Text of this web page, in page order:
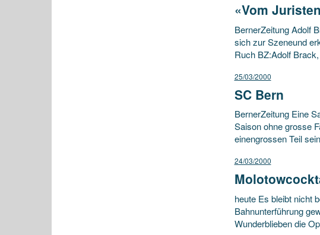
«Vom
BernerZeitung Adolf
sich zur Szeneund
Ruch BZ:Adolf
25/03/2000
SC Bern
BernerZeitung Eine
Saison ohne grosse
einengrossen Teil
24/03/2000
heute Es bleibt nicht
Bahnunterführung
Wunderblieben die